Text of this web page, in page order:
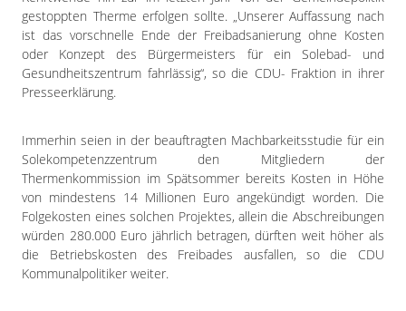
gestoppten Therme erfolgen sollte. „Unserer Auffassung nach
ist das vorschnelle Ende der Freibadsanierung ohne Kosten
oder Konzept des Bürgermeisters für ein Solebad- und
Gesundheitszentrum fahrlässig“, so die CDU- Fraktion in ihrer
Presseerklärung.
Immerhin seien in der beauftragten Machbarkeitsstudie für ein
Solekompetenzzentrum den Mitgliedern der
Thermenkommission im Spätsommer bereits Kosten in Höhe
von mindestens 14 Millionen Euro angekündigt worden. Die
Folgekosten eines solchen Projektes, allein die Abschreibungen
würden 280.000 Euro jährlich betragen, dürften weit höher als
die Betriebskosten des Freibades ausfallen, so die CDU
Kommunalpolitiker weiter.